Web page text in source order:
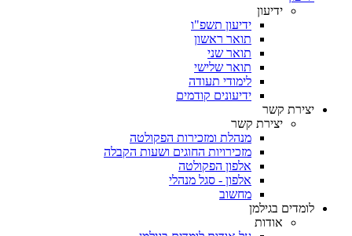
ידיעון
ידיעון תשפ"ו
תואר ראשון
תואר שני
תואר שלישי
לימודי תעודה
ידיעונים קודמים
יצירת קשר
יצירת קשר
מנהלת ומזכירות הפקולטה
מזכירויות החוגים ושעות הקבלה
אלפון הפקולטה
אלפון - סגל מנהלי
מחשוב
לומדים בגילמן
אודות